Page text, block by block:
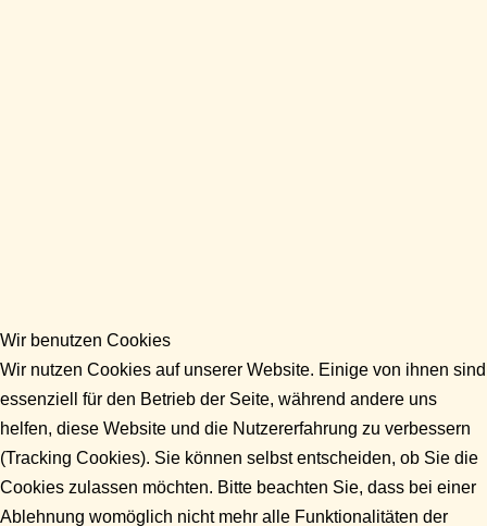
Wir benutzen Cookies
Wir nutzen Cookies auf unserer Website. Einige von ihnen sind
essenziell für den Betrieb der Seite, während andere uns
helfen, diese Website und die Nutzererfahrung zu verbessern
(Tracking Cookies). Sie können selbst entscheiden, ob Sie die
Cookies zulassen möchten. Bitte beachten Sie, dass bei einer
Ablehnung womöglich nicht mehr alle Funktionalitäten der